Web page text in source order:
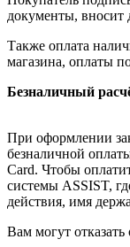
документы, вносит
Также оплата
магазина, оплаты
Безналичный
При оформлении
безналичной
Card. Чтобы
системы ASSIST,
действия, имя
Вам могут отказать